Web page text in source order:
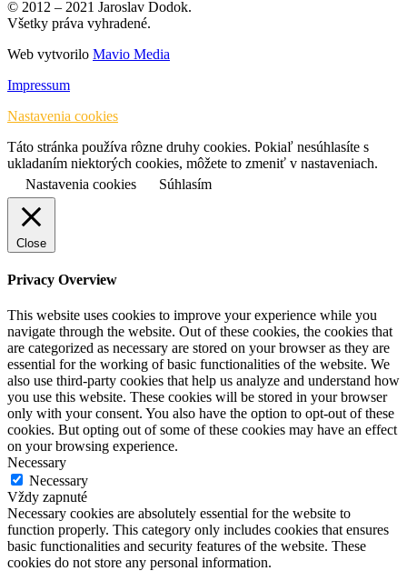
© 2012 – 2021 Jaroslav Dodok.
Všetky práva vyhradené.
Web vytvorilo Mavio Media
Impressum
Nastavenia cookies
Táto stránka používa rôzne druhy cookies. Pokiaľ nesúhlasíte s
ukladaním niektorých cookies, môžete to zmeniť v nastaveniach.
Nastavenia cookies
Súhlasím
Close
Privacy Overview
This website uses cookies to improve your experience while you
navigate through the website. Out of these cookies, the cookies that
are categorized as necessary are stored on your browser as they are
essential for the working of basic functionalities of the website. We
also use third-party cookies that help us analyze and understand how
you use this website. These cookies will be stored in your browser
only with your consent. You also have the option to opt-out of these
cookies. But opting out of some of these cookies may have an effect
on your browsing experience.
Necessary
Necessary
Vždy zapnuté
Necessary cookies are absolutely essential for the website to
function properly. This category only includes cookies that ensures
basic functionalities and security features of the website. These
cookies do not store any personal information.